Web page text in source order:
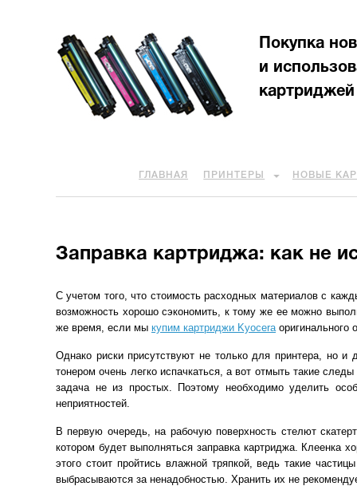
Покупка
и
картриджей
ГЛАВНАЯ ПРИНТЕРЫ НОВЫЕ
Заправка картриджа: как не
С учетом того, что стоимость расходных материалов с
возможность хорошо сэкономить, к тому же ее можно
же время, если мы купим картриджи Kyoceraоригинального
Однако риски присутствуют не только для принтера, но
тонером очень легко испачкаться, а вот отмыть такие
задача не из простых. Поэтому необходимо уделить
неприятностей.
В первую очередь, на рабочую поверхность стелют
котором будет выполняться заправка картриджа. Клеенка
этого стоит пройтись влажной тряпкой, ведь такие
выбрасываются за ненадобностью. Хранить их не